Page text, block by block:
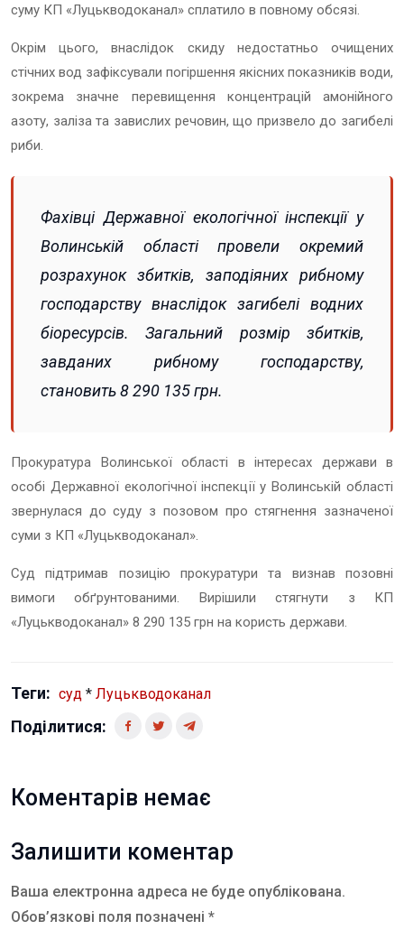
суму КП «Луцькводоканал» сплатило в повному обсязі.
Окрім цього, внаслідок скиду недостатньо очищених
стічних вод зафіксували погіршення якісних показників води,
зокрема значне перевищення концентрацій амонійного
азоту, заліза та завислих речовин, що призвело до загибелі
риби.
Фахівці Державної екологічної інспекції у
Волинській області провели окремий
розрахунок збитків, заподіяних рибному
господарству внаслідок загибелі водних
біоресурсів. Загальний розмір збитків,
завданих рибному господарству,
становить 8 290 135 грн.
Прокуратура Волинської області в інтересах держави в
особі Державної екологічної інспекції у Волинській області
звернулася до суду з позовом про стягнення зазначеної
суми з КП «Луцькводоканал».
Суд підтримав позицію прокуратури та визнав позовні
вимоги обґрунтованими. Вирішили стягнути з КП
«Луцькводоканал» 8 290 135 грн на користь держави.
Теги: суд * Луцькводоканал
Поділитися:
Коментарів немає
Залишити коментар
Ваша електронна адреса не буде опублікована.
Обов’язкові поля позначені *